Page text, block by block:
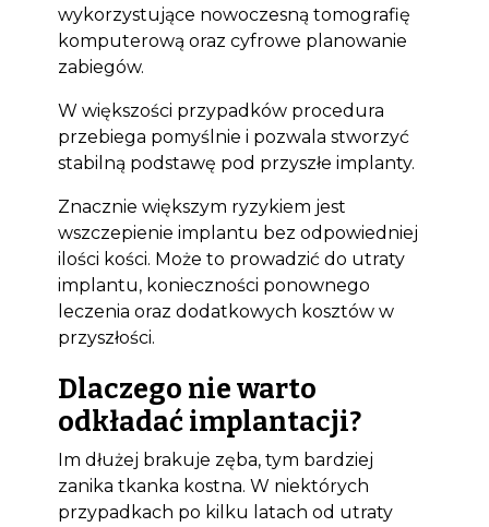
wykorzystujące nowoczesną tomografię
komputerową oraz cyfrowe planowanie
zabiegów.
W większości przypadków procedura
przebiega pomyślnie i pozwala stworzyć
stabilną podstawę pod przyszłe implanty.
Znacznie większym ryzykiem jest
wszczepienie implantu bez odpowiedniej
ilości kości. Może to prowadzić do utraty
implantu, konieczności ponownego
leczenia oraz dodatkowych kosztów w
przyszłości.
Dlaczego nie warto
odkładać implantacji?
Im dłużej brakuje zęba, tym bardziej
zanika tkanka kostna. W niektórych
przypadkach po kilku latach od utraty